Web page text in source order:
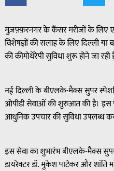
मुज़फ़्फ़रनगर के कैंसर मरीजों के लिए
विशेषज्ञों की सलाह के लिए दिल्ली या
की कीमोथेरेपी सुविधा शुरू होने जा रही
नई दिल्ली के बीएलके-मैक्स सुपर
ओपीडी सेवाओं की शुरुआत की है। इस
आधुनिक उपचार की सुविधा उपलब्ध
इस सेवा का शुभारंभ बीएलके-मैक्स
डायरेक्टर डॉ. मुकेश पाटेकर और शांति